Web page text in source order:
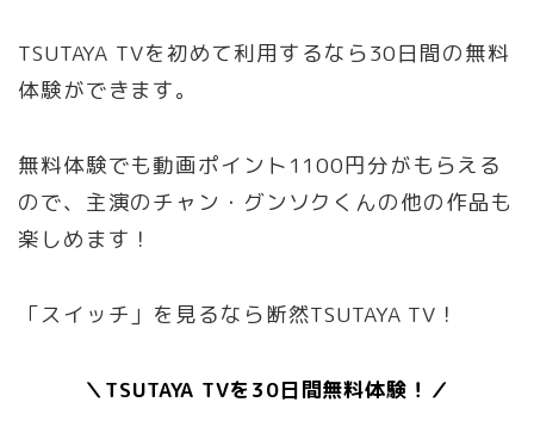
TSUTAYA TVを初めて利用するなら30日間の無料
体験ができます。
無料体験でも動画ポイント1100円分がもらえる
ので、主演のチャン・グンソクくんの他の作品も
楽しめます！
「スイッチ」を見るなら断然TSUTAYA TV！
＼TSUTAYA TVを30日間無料体験！／